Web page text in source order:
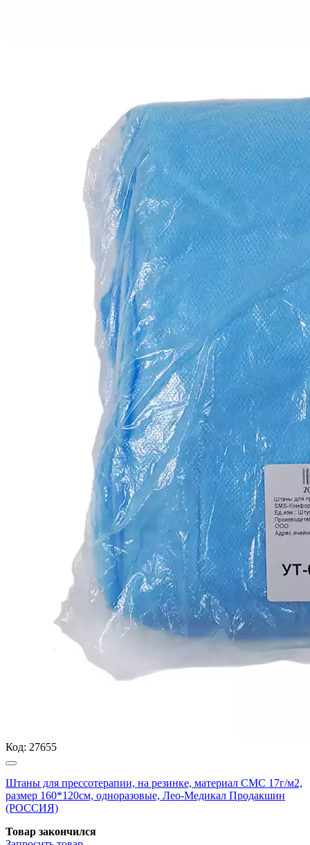
Код: 27655
Штаны для прессотерапии, на резинке, материал СМС 17г/м2,
размер 160*120см, одноразовые, Лео-Медикал Продакшин
(РОССИЯ)
Товар закончился